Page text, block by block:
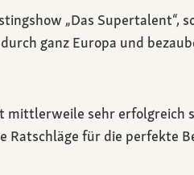
„Das Supertalent“,
ganz Europa und
mittlerweile sehr erfolgreich
Ratschläge für die perfekte